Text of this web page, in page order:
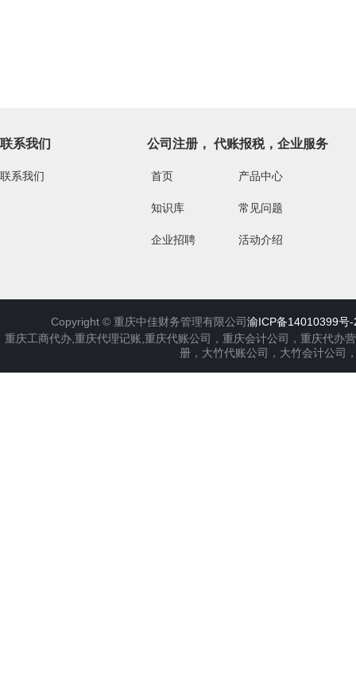
联系我们
联系我们
公司注册， 代账报税，企业服务
首页 产品中心
知识库 常见问题
企业招聘 活动介绍
Copyright © 重庆中佳财务管理有限公司渝ICP备14010399号-
重庆工商代办,重庆代理记账,重庆代账公司，重庆会计公司，重庆代办
册，大竹代账公司，大竹会计公司